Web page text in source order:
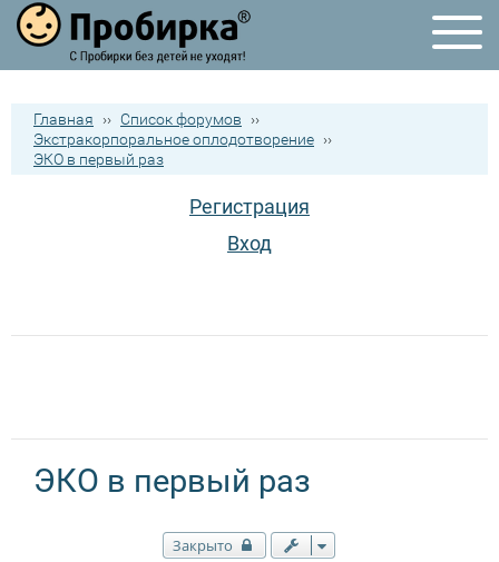
Главная ›› Список форумов
››
Экстракорпоральное оплодотворение ››
ЭКО в первый раз
Регистрация
Вход
ЭКО в первый раз
Закрыто